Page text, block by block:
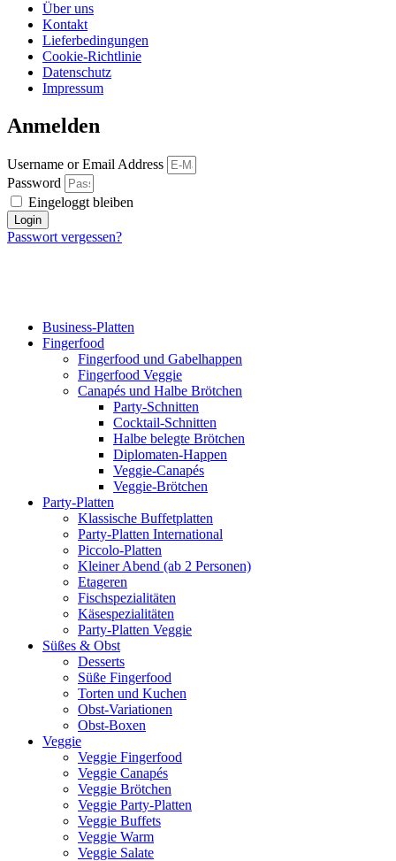
Über uns
Kontakt
Lieferbedingungen
Cookie-Richtlinie
Datenschutz
Impressum
Anmelden
Username or Email Address
Password
Eingeloggt bleiben
Login
Passwort vergessen?
Business-Platten
Fingerfood
Fingerfood und Gabelhappen
Fingerfood Veggie
Canapés und Halbe Brötchen
Party-Schnitten
Cocktail-Schnitten
Halbe belegte Brötchen
Diplomaten-Happen
Veggie-Canapés
Veggie-Brötchen
Party-Platten
Klassische Buffetplatten
Party-Platten International
Piccolo-Platten
Kleiner Abend (ab 2 Personen)
Etageren
Fischspezialitäten
Käsespezialitäten
Party-Platten Veggie
Süßes & Obst
Desserts
Süße Fingerfood
Torten und Kuchen
Obst-Variationen
Obst-Boxen
Veggie
Veggie Fingerfood
Veggie Canapés
Veggie Brötchen
Veggie Party-Platten
Veggie Buffets
Veggie Warm
Veggie Salate